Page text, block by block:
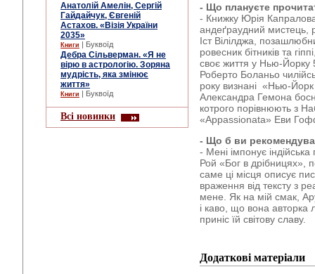
Анатолій Амелін, Сергій
Гайдайчук, Євгеній
Астахов. «Візія України
2035»
Книги | Буквоїд
Дебра Сільверман. «Я не
вірю в астрологію. Зоряна
мудрість, яка змінює
життя»
Книги | Буквоїд
Всі новинки
- Що плануєте
- Книжку Юрія
андеґраудний мистець,
Іст Вілілджа,
ровесник бітників та
своє життя у Нью-
Роберто Боланьо
року визнані «Нью-
Александра Гемона
котрого порівнюють з
«Appassionata» Еви
- Що б ви
- Мені імпонує
Рой «Бог в дрібницях»,
саме ці місця описує
враження від тексту з
мене. Як на мій смак,
і каво, що вона
приніс їй світову славу.
Додаткові матеріали